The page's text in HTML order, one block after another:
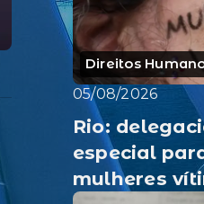
Direitos
05/08/2026
Rio:
especial
mulheres